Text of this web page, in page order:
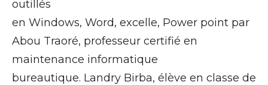
outillés
en Windows, Word, excelle, Power point par
Abou Traoré, professeur certifié en
maintenance informatique
bureautique. Landry Birba, élève en classe de